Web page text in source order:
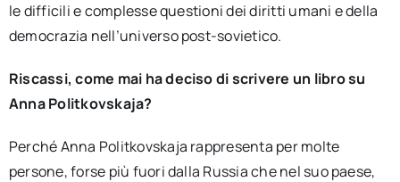
le difficili e complesse questioni dei diritti umani e della
democrazia nell’universo post-sovietico.
Riscassi, come mai ha deciso di scrivere un libro su
Anna Politkovskaja?
Perché Anna Politkovskaja rappresenta per molte
persone, forse più fuori dalla Russia che nel suo paese,